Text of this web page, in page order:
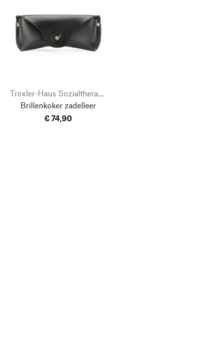
Troxler-Haus Sozialtherapeutische Werkstätten
Brillenkoker zadelleer
€ 74,90